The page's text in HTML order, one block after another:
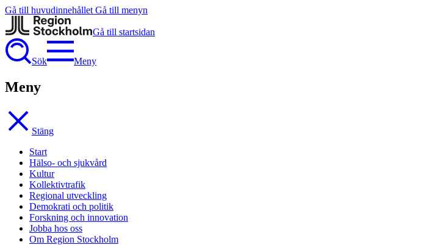
Gå till huvudinnehållet Gå till menyn
Gå till startsidan
Sök Meny
Meny
Stäng
Start
Hälso- och sjukvård
Kultur
Kollektivtrafik
Regional utveckling
Demokrati och politik
Forskning och innovation
Jobba hos oss
Om Region Stockholm